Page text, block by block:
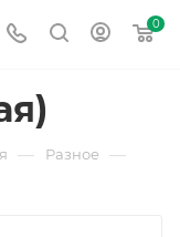
0
— Разное —